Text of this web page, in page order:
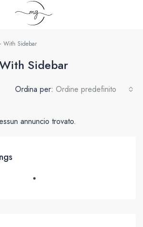
With Sidebar
Sidebar
Ordina per: Ordine predefinito
annuncio trovato.